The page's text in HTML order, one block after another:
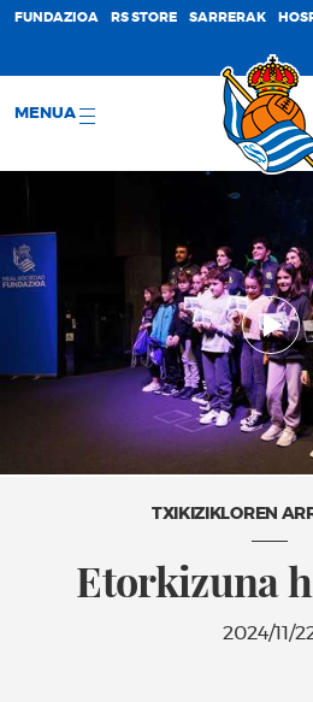
FUNDAZIOA RS STORE SARRERAK
MENUA
TXIKIZIKLOREN
Etorkizuna
2024/11/